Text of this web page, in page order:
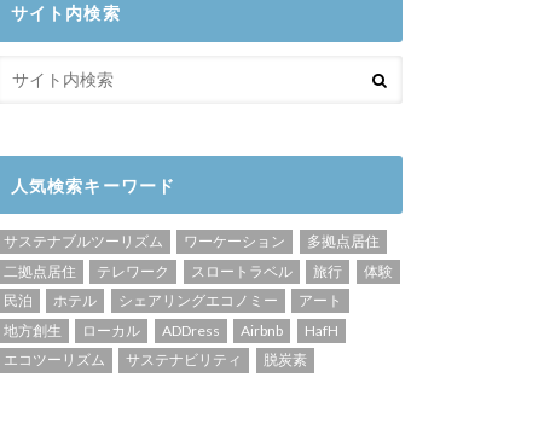
サイト内検索
人気検索キーワード
サステナブルツーリズム ワーケーション
多拠点居住
二拠点居住
テレワーク スロートラベル 旅行
体験
民泊
ホテル シェアリングエコノミー
アート
地方創生
ローカル ADDress Airbnb
HafH
エコツーリズム
サステナビリティ 脱炭素